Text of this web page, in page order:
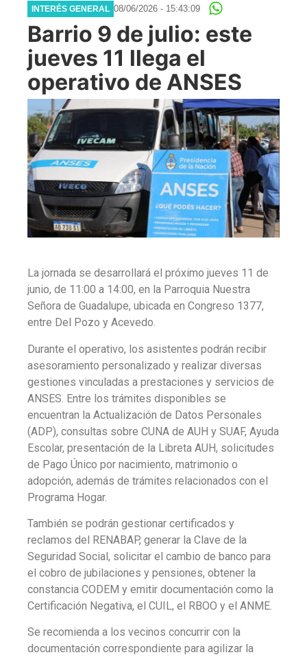
INTERÉS GENERAL 08/06/2026 - 15:43:09
Barrio 9 de julio: este
jueves 11 llega el
operativo de ANSES
La jornada se desarrollará el próximo jueves 11 de
junio, de 11:00 a 14:00, en la Parroquia Nuestra
Señora de Guadalupe, ubicada en Congreso 1377,
entre Del Pozo y Acevedo.
Durante el operativo, los asistentes podrán recibir
asesoramiento personalizado y realizar diversas
gestiones vinculadas a prestaciones y servicios de
ANSES. Entre los trámites disponibles se
encuentran la Actualización de Datos Personales
(ADP), consultas sobre CUNA de AUH y SUAF, Ayuda
Escolar, presentación de la Libreta AUH, solicitudes
de Pago Único por nacimiento, matrimonio o
adopción, además de trámites relacionados con el
Programa Hogar.
También se podrán gestionar certificados y
reclamos del RENABAP, generar la Clave de la
Seguridad Social, solicitar el cambio de banco para
el cobro de jubilaciones y pensiones, obtener la
constancia CODEM y emitir documentación como la
Certificación Negativa, el CUIL, el RBOO y el ANME.
Se recomienda a los vecinos concurrir con la
documentación correspondiente para agilizar la